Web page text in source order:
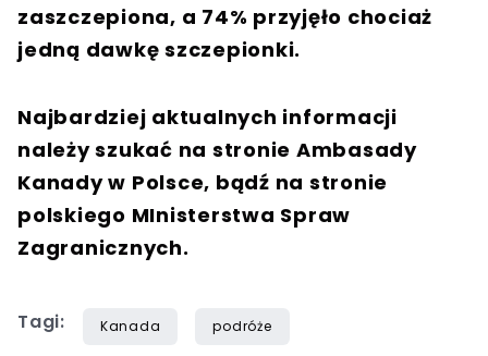
zaszczepiona, a 74% przyjęło chociaż
jedną dawkę szczepionki.
Najbardziej aktualnych informacji
należy szukać na stronie Ambasady
Kanady w Polsce, bądź na stronie
polskiego MInisterstwa Spraw
Zagranicznych.
Tagi: Kanada podróże